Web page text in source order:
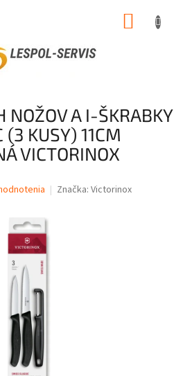
NOŽOV A I-ŠKRABKY
(3 KUSY) 11CM
VICTORINOX
Značka: Victorinox